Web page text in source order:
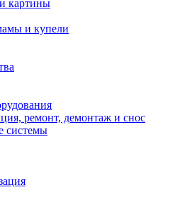
картины
и купели
ремонт, демонтаж и снос
системы